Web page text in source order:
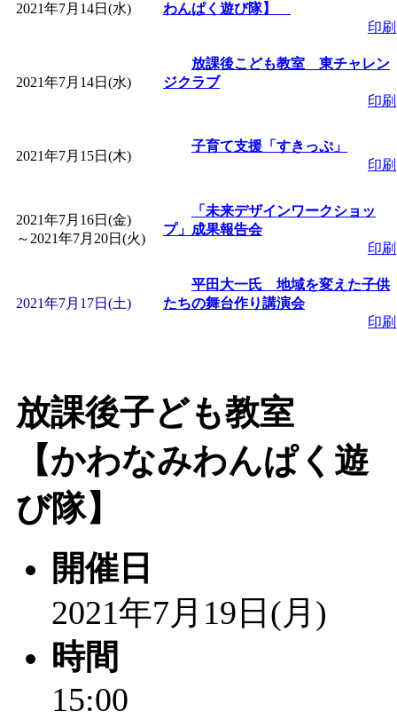
2021年7月14日(水)
わんぱく遊び隊】
印刷
2021年7月14日(水)
放課後こども教室 東チャレン
ジクラブ
印刷
2021年7月15日(木)
子育て支援「すきっぷ」
印刷
2021年7月16日(金)
～ 2021年7月20日(火)
「未来デザインワークショッ
プ」成果報告会
印刷
2021年7月17日(土)
平田大一氏 地域を変えた子供
たちの舞台作り講演会
印刷
放課後子ども教室
【かわなみわんぱく遊
び隊】
開催日
2021年7月19日(月)
時間
15:00